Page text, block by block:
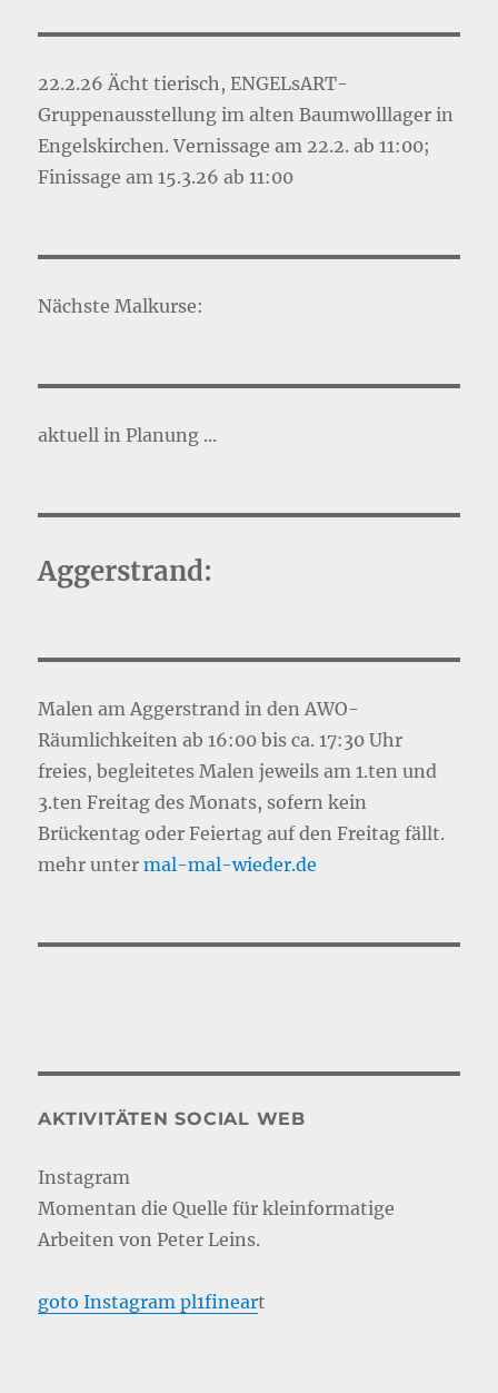
22.2.26 Ächt tierisch, ENGELsART-
Gruppenausstellung im alten Baumwolllager in
Engelskirchen. Vernissage am 22.2. ab 11:00;
Finissage am 15.3.26 ab 11:00
Nächste Malkurse:
aktuell in Planung ...
Aggerstrand:
Malen am Aggerstrand in den AWO-
Räumlichkeiten ab 16:00 bis ca. 17:30 Uhr
freies, begleitetes Malen jeweils am 1.ten und
3.ten Freitag des Monats, sofern kein
Brückentag oder Feiertag auf den Freitag fällt.
mehr untermal-mal-wieder.de
AKTIVITÄTEN SOCIAL WEB
Instagram
Momentan die Quelle für kleinformatige
Arbeiten von Peter Leins.
goto Instagram pl1fineart